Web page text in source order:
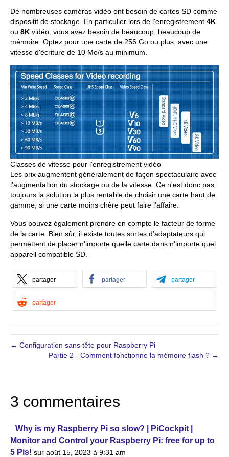
De nombreuses caméras vidéo ont besoin de cartes SD comme
dispositif de stockage. En particulier lors de l'enregistrement 4K
ou 8K vidéo, vous avez besoin de beaucoup, beaucoup de
mémoire. Optez pour une carte de 256 Go ou plus, avec une
vitesse d'écriture de 10 Mo/s au minimum.
Classes de vitesse pour l'enregistrement vidéo
Les prix augmentent généralement de façon spectaculaire avec
l'augmentation du stockage ou de la vitesse. Ce n'est donc pas
toujours la solution la plus rentable de choisir une carte haut de
gamme, si une carte moins chère peut faire l'affaire.
Vous pouvez également prendre en compte le facteur de forme
de la carte. Bien sûr, il existe toutes sortes d'adaptateurs qui
permettent de placer n'importe quelle carte dans n'importe quel
appareil compatible SD.
partager partager partager
partager
← Configuration sans tête pour Raspberry Pi
Partie 2 - Comment fonctionne la mémoire flash ? →
3 commentaires
Why is my Raspberry Pi so slow? | PiCockpit |
Monitor and Control your Raspberry Pi: free for up to
5 Pis! sur août 15, 2023 à 9:31 am